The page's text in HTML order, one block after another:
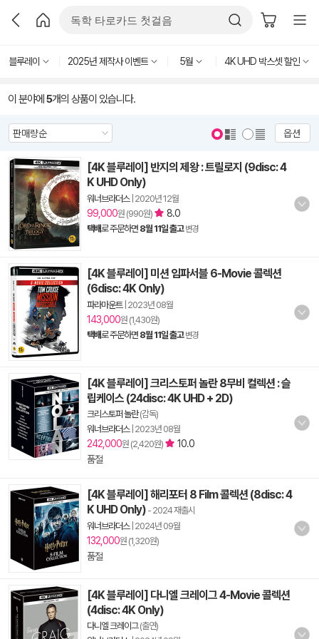
블루레이 2025년 제작사 이벤트 5월 4K UHD 박스셋 할인
이 분야에 5개의 상품이 있습니다.
옵션
[4K 블루레이] 반지의 제왕 : 트릴로지 (9disc: 4
K UHD Only)
워너브라더스| 2020년 12월
99,000원 (990원) 8.0
택배로 주문하면 8월 11일 출고 변경
[4K 블루레이] 미션 임파서블 6-Movie 콜렉션
(6disc: 4K Only)
파라마운트| 2023년 08월
143,000원 (1,430원)
택배로 주문하면 8월 11일 출고 변경
[4K 블루레이] 크리스토퍼 놀란 8무비 컬렉션 : 슬
립케이스 (24disc: 4K UHD + 2D)
크리스토퍼 놀란(감독)
워너브라더스| 2023년 08월
242,000원 (2,420원)
10.0
품절
[4K 블루레이] 해리포터 8 Film 콜렉션 (8disc: 4
K UHD Only) - 2024 재출시
워너브라더스| 2024년 09월
132,000원 (1,320원)
품절
[4K 블루레이] 다니엘 크레이그 4-Movie 콜렉션
(4disc: 4K Only)
다니엘 크레이그(출연)